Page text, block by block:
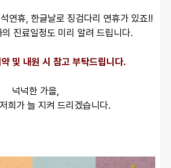
연휴, 한글날로 징검다리 연휴가 있죠!!
진료일정도 미리 알려 드립니다.
및 내원 시 참고 부탁드립니다.
넉넉한 가을,
희가 늘 지켜 드리겠습니다.